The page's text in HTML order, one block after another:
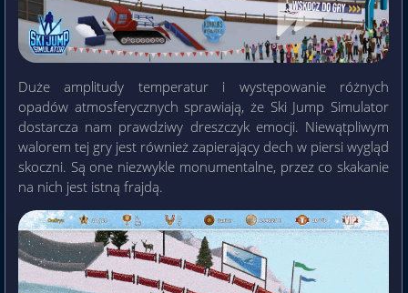
Duże amplitudy temperatur i występowanie różnych
opadów atmosferycznych sprawiają, że Ski Jump Simulator
dostarcza nam prawdziwy dreszczyk emocji. Niewątpliwym
walorem tej gry jest również zapierający dech w piersi wygląd
skoczni. Są one niezwykle monumentalne, przez co skakanie
na nich jest istną frajdą.